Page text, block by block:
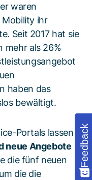
waren
Mobility ihr
Seit 2017 hat sie
mehr als 26%
haben das
bewältigt.
Portals lassen
neue Angebote
die fünf neuen
die die
Feedback